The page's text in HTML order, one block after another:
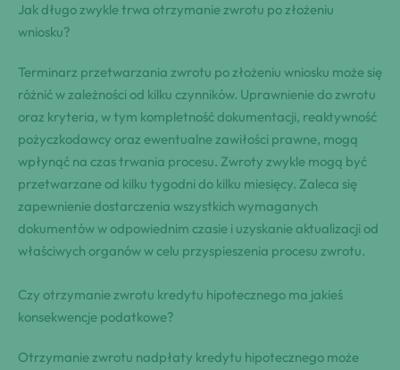
Jak długo zwykle trwa otrzymanie zwrotu po złożeniu
wniosku?
Terminarz przetwarzania zwrotu po złożeniu wniosku może się
różnić w zależności od kilku czynników. Uprawnienie do zwrotu
oraz kryteria, w tym kompletność dokumentacji, reaktywność
pożyczkodawcy oraz ewentualne zawiłości prawne, mogą
wpłynąć na czas trwania procesu. Zwroty zwykle mogą być
przetwarzane od kilku tygodni do kilku miesięcy. Zaleca się
zapewnienie dostarczenia wszystkich wymaganych
dokumentów w odpowiednim czasie i uzyskanie aktualizacji od
właściwych organów w celu przyspieszenia procesu zwrotu.
Czy otrzymanie zwrotu kredytu hipotecznego ma jakieś
konsekwencje podatkowe?
Otrzymanie zwrotu nadpłaty kredytu hipotecznego może